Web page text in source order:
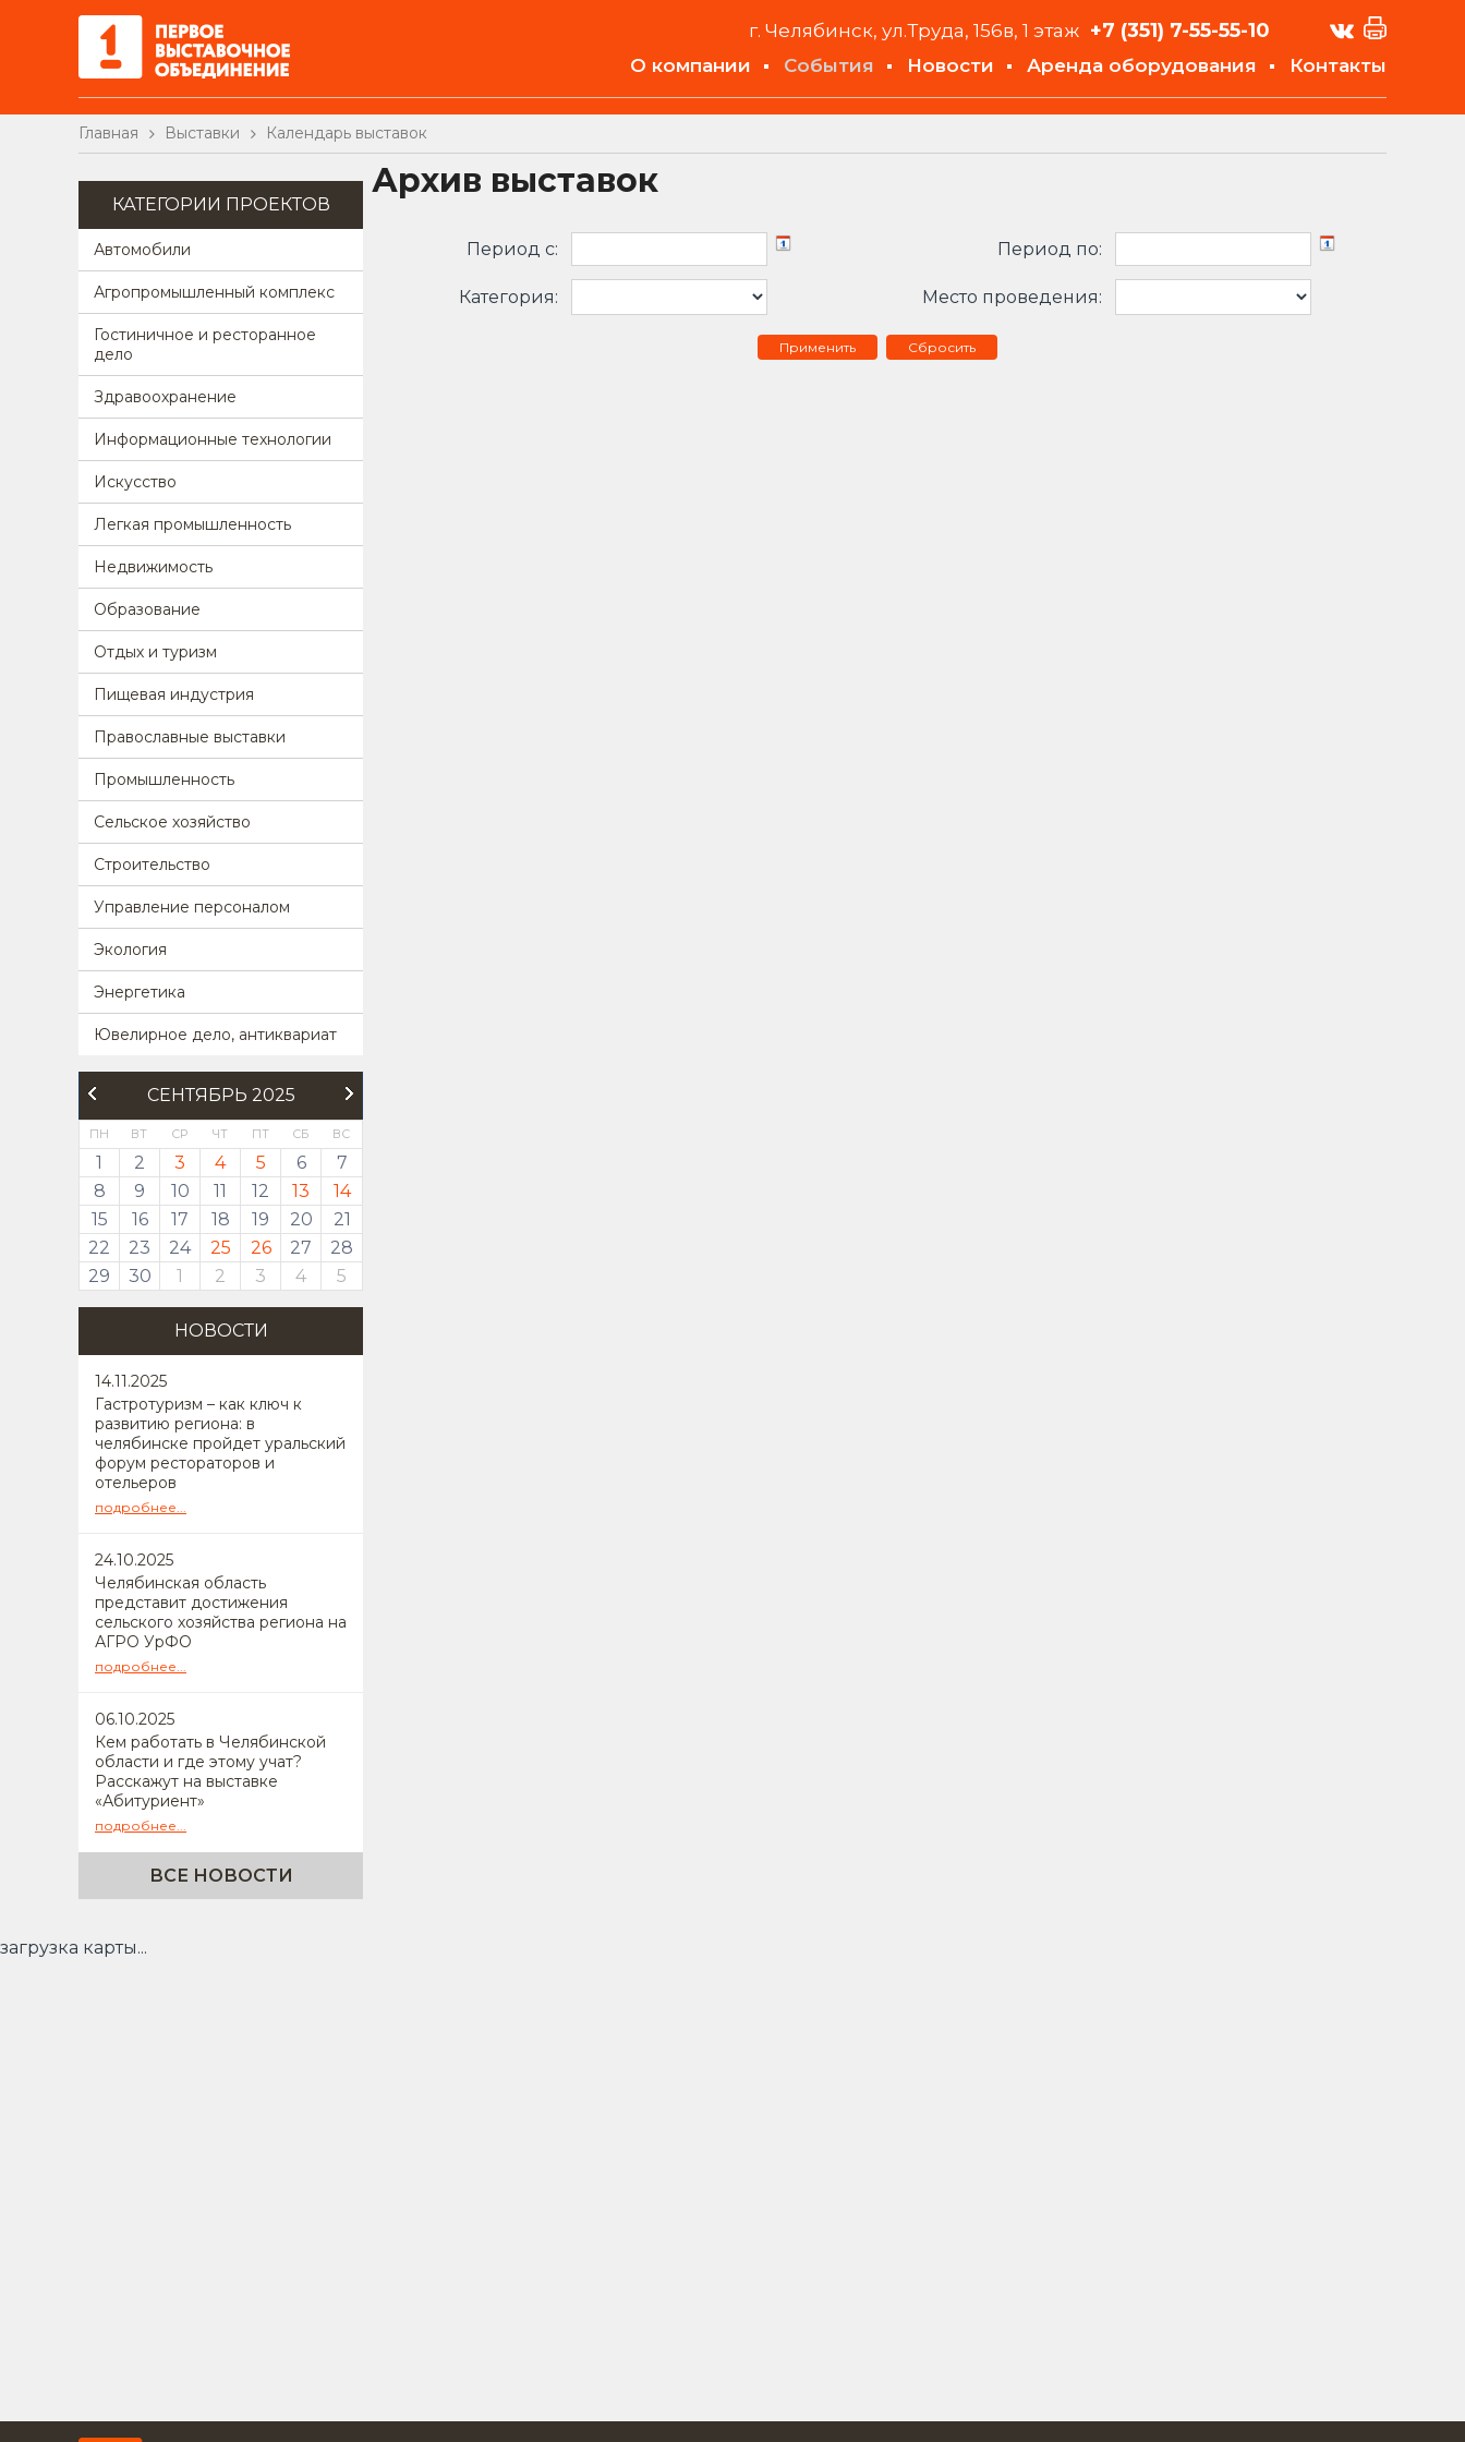
г. Челябинск, ул.Труда, 156в, 1 этаж +7 (351) 7-55-55-10
О компании События Новости Аренда оборудования Контакты
Главная Выставки Календарь выставок
КАТЕГОРИИ ПРОЕКТОВ
Автомобили
Агропромышленный комплекс
Гостиничное и ресторанное
дело
Здравоохранение
Информационные технологии
Искусство
Легкая промышленность
Недвижимость
Образование
Отдых и туризм
Пищевая индустрия
Православные выставки
Промышленность
Сельское хозяйство
Строительство
Управление персоналом
Экология
Энергетика
Ювелирное дело, антиквариат
СЕНТЯБРЬ 2025
ПН ВТ СР ЧТ ПТ СБ ВС
1 2 3 4 5 6
7
8
9 10 11 12 13
14
15
16 17 18 19 20
21
22
23 24 25 26 27
28
29
30 1 2 3 4 5
НОВОСТИ
14.11.2025
Гастротуризм – как ключ к
развитию региона: в
челябинске пройдет уральский
форум рестораторов и
отельеров
подробнее...
24.10.2025
Челябинская область
представит достижения
сельского хозяйства региона на
АГРО УрФО
подробнее...
06.10.2025
Кем работать в Челябинской
области и где этому учат?
Расскажут на выставке
«Абитуриент»
подробнее...
ВСЕ НОВОСТИ
Архив выставок
Период c:
Категория:
Период по:
Место проведения:
Сбросить
загрузка карты...